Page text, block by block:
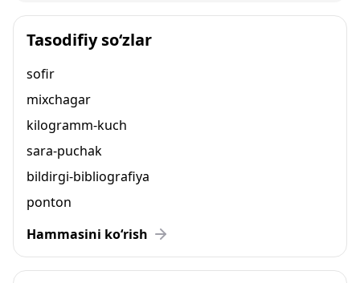
Tasodifiy so‘zlar
sofir
mixchagar
kilogramm-kuch
sara-puchak
bildirgi-bibliografiya
ponton
Hammasini ko‘rish